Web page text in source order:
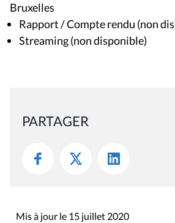
Bruxelles
Rapport / Compte rendu (non
Streaming (non disponible)
PARTAGER
Mis à jour le 15 juillet 2020